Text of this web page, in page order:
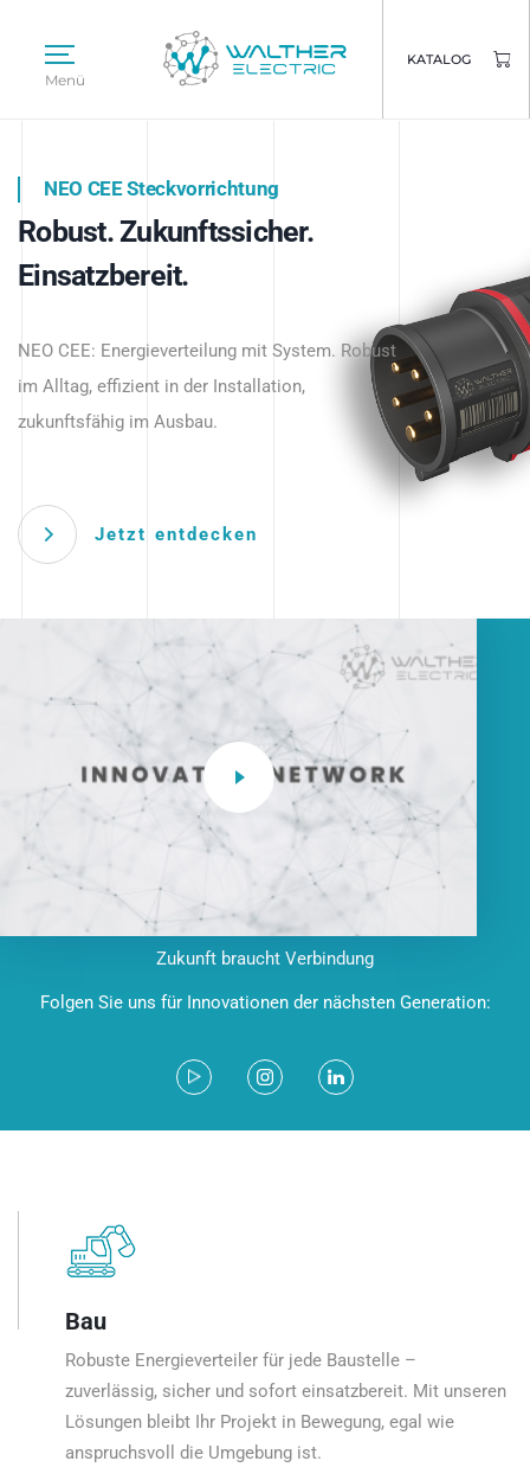
Menü
KATALOG
Intelligente Stromverteilung
beginnt hier.
NEO CEE Steckvorrichtung
Robust. Zukunftssicher.
Einsatzbereit.
NEO CEE: Energieverteilung mit System. Robust
im Alltag, effizient in der Installation,
zukunftsfähig im Ausbau.
Jetzt entdecken
Intelligenz trifft Energie.
Anwendungen – robust, IP-geschützt und
zukunftsfähig.
Zukunft braucht Verbindung
Folgen Sie uns für Innovationen der nächsten Generation:
Bau
Robuste Energieverteiler für jede Baustelle –
zuverlässig, sicher und sofort einsatzbereit. Mit unseren
Lösungen bleibt Ihr Projekt in Bewegung, egal wie
anspruchsvoll die Umgebung ist.